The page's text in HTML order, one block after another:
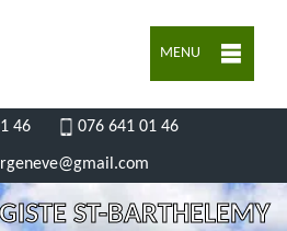
MENU
46 076 641 01 46
ST-BARTHELEMY